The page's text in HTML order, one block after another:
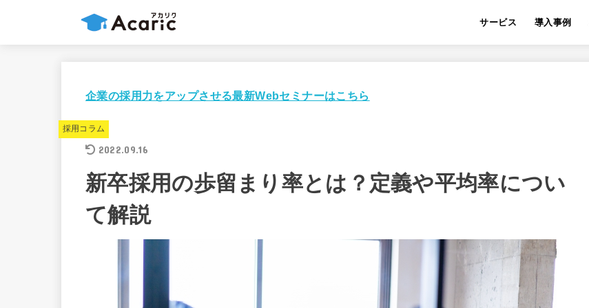
サービス 導入事例
企業の採用力をアップさせる最新Webセミナーはこちら
採用コラム
2022.09.16
新卒採用の歩留まり率とは？定義や平均率につい
て解説